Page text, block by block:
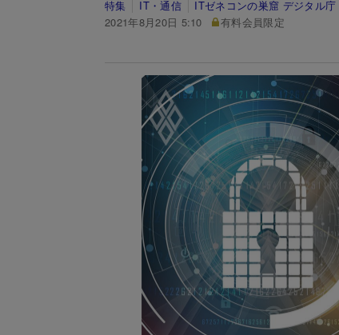
特集 IT・通信
ITゼネコンの巣窟 デジタル庁
2021年8月20日 5:10
有料会員限定